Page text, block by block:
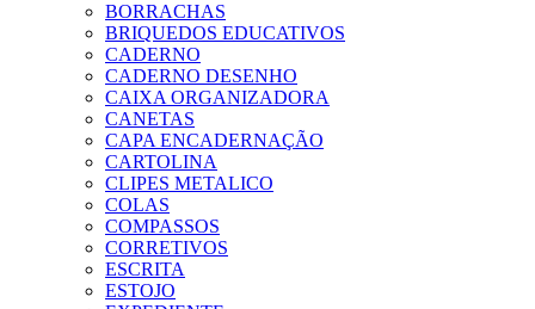
BORRACHAS
BRIQUEDOS EDUCATIVOS
CADERNO
CADERNO DESENHO
CAIXA ORGANIZADORA
CANETAS
CAPA ENCADERNAÇÃO
CARTOLINA
CLIPES METALICO
COLAS
COMPASSOS
CORRETIVOS
ESCRITA
ESTOJO